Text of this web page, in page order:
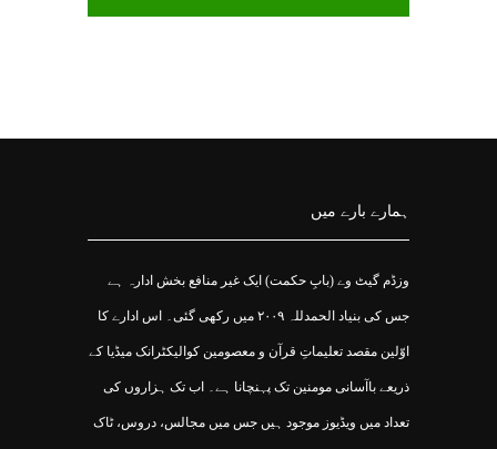
ہمارے بارے میں
وزڈم گیٹ وے (بابِ حکمت) ایک غیر منافع بخش ادارہ ہے
جس کی بنیاد الحمدللہ ۲۰۰۹ میں رکھی گئی۔ اس ادارے کا
اوّلین مقصد تعلیماتِ قرآن و معصومین کوالیکٹرانک میڈیا کے
ذریعے باآسانی مومنین تک پہنچانا ہے۔ اب تک ہزاروں کی
تعداد میں ویڈیوز موجود ہیں جس میں مجالس، دروس، ٹاک